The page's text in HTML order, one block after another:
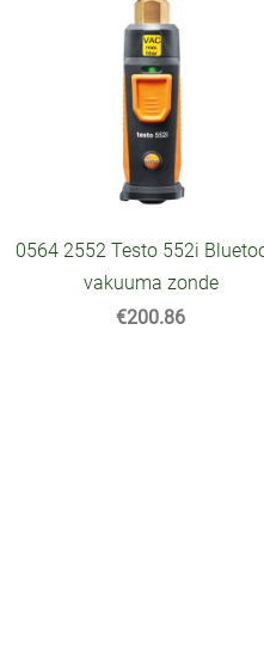
0564 2552 Testo 552i
vakuuma zonde
€200.86